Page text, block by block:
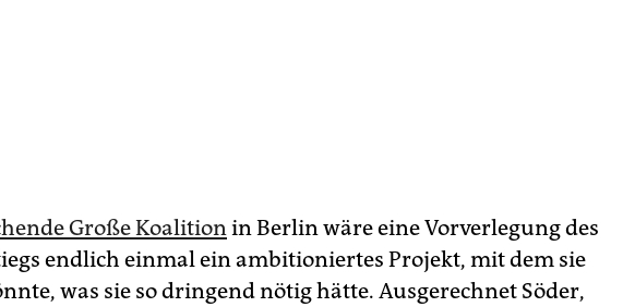
Große Koalition in Berlin wäre eine Vorverlegung des
endlich einmal ein ambitioniertes Projekt, mit dem sie
was sie so dringend nötig hätte. Ausgerechnet Söder,